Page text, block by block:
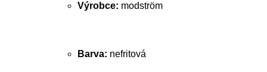
Výrobce: modström
Barva: nefritová